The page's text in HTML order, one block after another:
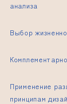
анализа
Выбор
Применение
принципам